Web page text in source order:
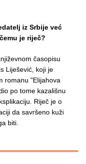
iz Srbije već
je riječ?
časopisu
Liješević, koji je
romanu "Elijahova
po tome kazališnu
Riječ je o
da savršeno kuži
biti.